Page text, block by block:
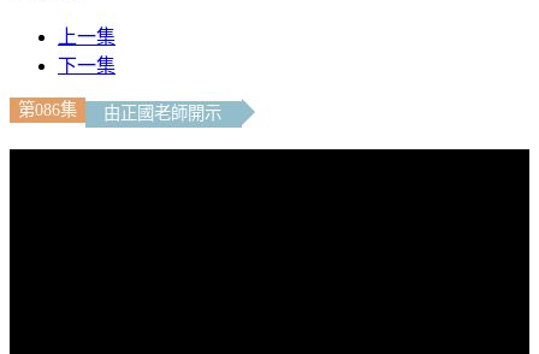
上一集
下一集
第086集 由正國老師開示